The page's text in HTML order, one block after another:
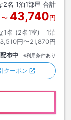
2名 1泊1部屋 合計
〜 43,740円
1名 (2名1室)｜ 1泊
3,510円〜21,870円
布中 ※利用条件あり
クーポン